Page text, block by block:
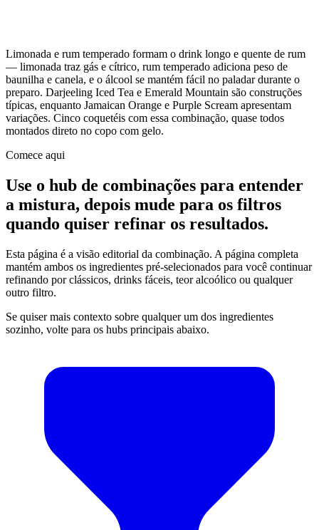
Limonada e rum temperado formam o drink longo e quente de rum
— limonada traz gás e cítrico, rum temperado adiciona peso de
baunilha e canela, e o álcool se mantém fácil no paladar durante o
preparo. Darjeeling Iced Tea e Emerald Mountain são construções
típicas, enquanto Jamaican Orange e Purple Scream apresentam
variações. Cinco coquetéis com essa combinação, quase todos
montados direto no copo com gelo.
Comece aqui
Use o hub de combinações para entender
a mistura, depois mude para os filtros
quando quiser refinar os resultados.
Esta página é a visão editorial da combinação. A página completa
mantém ambos os ingredientes pré-selecionados para você continuar
refinando por clássicos, drinks fáceis, teor alcoólico ou qualquer
outro filtro.
Se quiser mais contexto sobre qualquer um dos ingredientes
sozinho, volte para os hubs principais abaixo.